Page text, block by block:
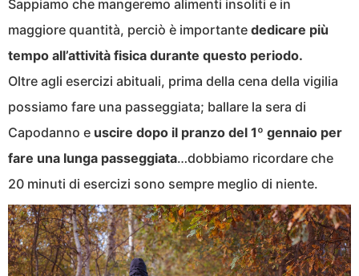
Sappiamo che mangeremo alimenti insoliti e in
maggiore quantità, perciò è importante dedicare più
tempo all’attività fisica durante questo periodo.
Oltre agli esercizi abituali, prima della cena della vigilia
possiamo fare una passeggiata; ballare la sera di
Capodanno e uscire dopo il pranzo del 1º gennaio per
fare una lunga passeggiata…dobbiamo ricordare che
20 minuti di esercizi sono sempre meglio di niente.